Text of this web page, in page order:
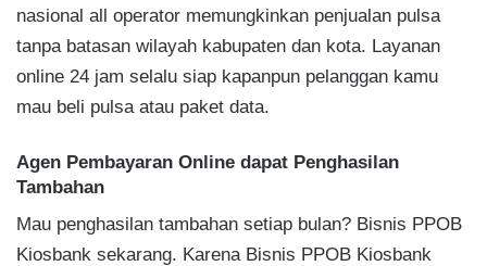
nasional all operator memungkinkan penjualan pulsa
tanpa batasan wilayah kabupaten dan kota. Layanan
online 24 jam selalu siap kapanpun pelanggan kamu
mau beli pulsa atau paket data.
Agen Pembayaran Online dapat Penghasilan
Tambahan
Mau penghasilan tambahan setiap bulan? Bisnis PPOB
Kiosbank sekarang. Karena Bisnis PPOB Kiosbank